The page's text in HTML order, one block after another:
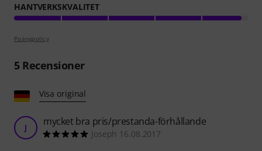
HANTVERKSKVALITET
Poängpolicy
5Recensioner
Visa original
J mycket bra pris/prestanda-förhållande
Joseph 16.08.2017